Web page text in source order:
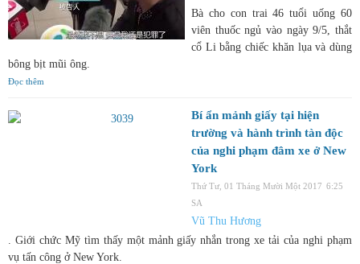
Bà cho con trai 46 tuổi uống 60
viên thuốc ngủ vào ngày 9/5, thắt
cổ Li bằng chiếc khăn lụa và dùng
bông bịt mũi ông.
Đọc thêm
Bí ẩn mảnh giấy tại hiện
trường và hành trình tàn độc
của nghi phạm đâm xe ở New
York
Thứ Tư, 01 Tháng Mười Một 2017 6:25
SA
Vũ Thu Hương
. Giới chức Mỹ tìm thấy một mảnh giấy nhắn trong xe tải của nghi phạm
vụ tấn công ở New York.